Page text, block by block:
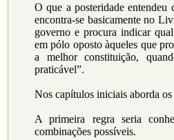
O que a posteridade
encontra-se basicamente no
governo e procura indicar
em pólo oposto àqueles que
a melhor constituição,
praticável”.
Nos capítulos iniciais aborda
A primeira regra seria
combinações possíveis.